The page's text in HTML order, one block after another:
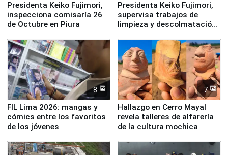
Presidenta Keiko Fujimori,
inspecciona comisaría 26
de Octubre en Piura
Presidenta Keiko Fujimori,
supervisa trabajos de
limpieza y descolmatación
8
FIL Lima 2026: mangas y
cómics entre los favoritos
de los jóvenes
7
Hallazgo en Cerro Mayal
revela talleres de alfarería
de la cultura mochica